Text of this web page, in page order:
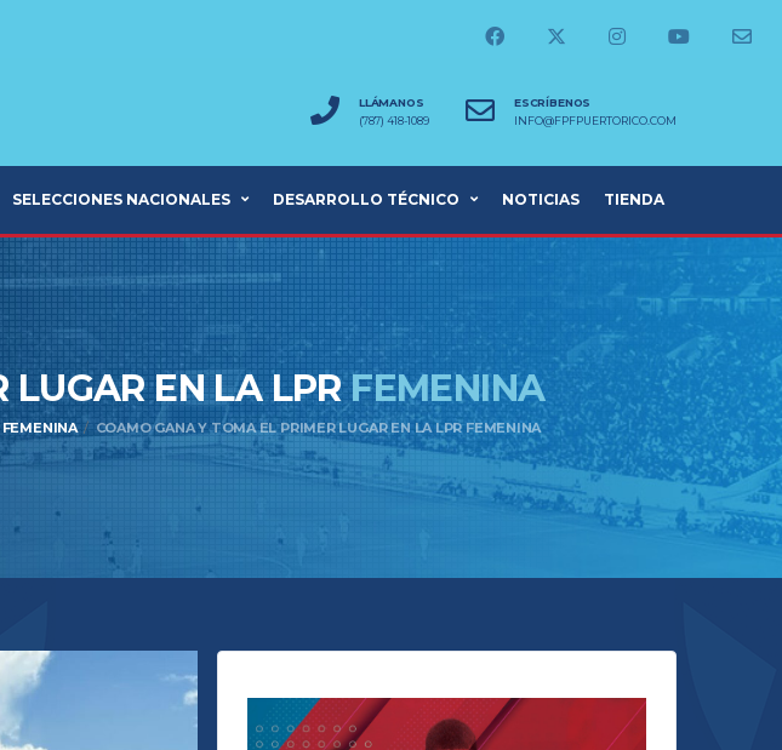
LLÁMANOS
(787) 418-1089
ESCRÍBENOS
INFO@FPFPUERTORICO.COM
SELECCIONES NACIONALES DESARROLLO TÉCNICO NOTICIAS TIENDA
LUGAR EN LA LPRFEMENINA
FEMENINA COAMO GANA Y TOMA EL PRIMER LUGAR EN LA LPR FEMENINA